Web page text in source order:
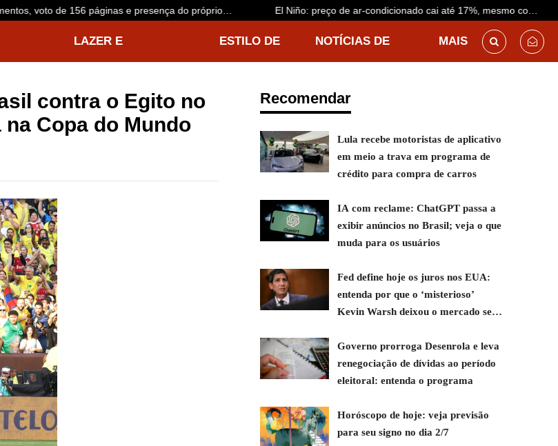
voto de 156 páginas e presença do próprio
El Niño: preço de ar-condicionado cai até 17%, mesmo com
LAZER E ESTILO DE NOTÍCIAS DE MAIS
contra o Egito no
Copa do Mundo
Recomendar
Lula recebe motoristas de aplicativo
em meio a trava em programa de
crédito para compra de carros
IA com reclame: ChatGPT passa a
exibir anúncios no Brasil; veja o que
muda para os usuários
Fed define hoje os juros nos EUA:
entenda por que o ‘misterioso’
Kevin Warsh deixou o mercado sem
Governo prorroga Desenrola e leva
renegociação de dívidas ao período
eleitoral: entenda o programa
Horóscopo de hoje: veja previsão
para seu signo no dia 2/7